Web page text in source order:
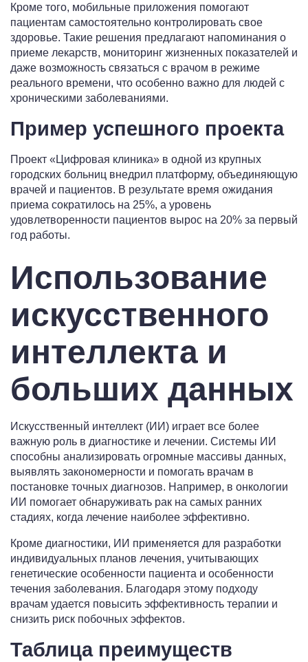
Кроме того, мобильные приложения помогают
пациентам самостоятельно контролировать свое
здоровье. Такие решения предлагают напоминания о
приеме лекарств, мониторинг жизненных показателей и
даже возможность связаться с врачом в режиме
реального времени, что особенно важно для людей с
хроническими заболеваниями.
Пример успешного проекта
Проект «Цифровая клиника» в одной из крупных
городских больниц внедрил платформу, объединяющую
врачей и пациентов. В результате время ожидания
приема сократилось на 25%, а уровень
удовлетворенности пациентов вырос на 20% за первый
год работы.
Использование
искусственного
интеллекта и
больших данных
Искусственный интеллект (ИИ) играет все более
важную роль в диагностике и лечении. Системы ИИ
способны анализировать огромные массивы данных,
выявлять закономерности и помогать врачам в
постановке точных диагнозов. Например, в онкологии
ИИ помогает обнаруживать рак на самых ранних
стадиях, когда лечение наиболее эффективно.
Кроме диагностики, ИИ применяется для разработки
индивидуальных планов лечения, учитывающих
генетические особенности пациента и особенности
течения заболевания. Благодаря этому подходу
врачам удается повысить эффективность терапии и
снизить риск побочных эффектов.
Таблица преимуществ